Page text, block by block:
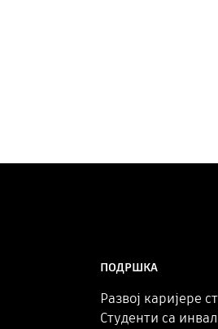
ПОДРШКА
Развој каријере
Студенти са